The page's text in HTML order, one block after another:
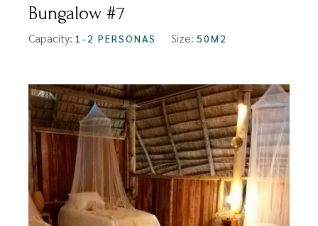
Bungalow #7
Capacity: 1-2 PERSONAS Size: 50M2